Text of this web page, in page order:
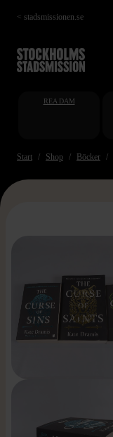
Hoppa
till
< stadsmissionen.se
REA DAM
Start Shop Böcker
>